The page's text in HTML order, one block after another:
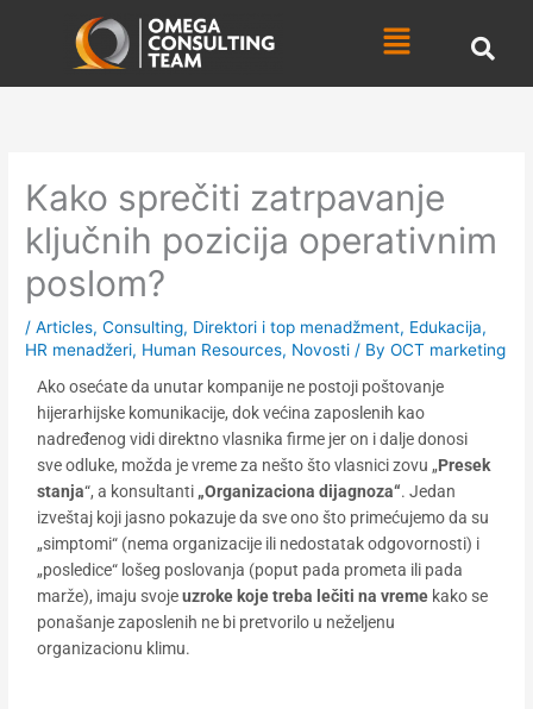
Menu
Kako sprečiti zatrpavanje
ključnih pozicija operativnim
poslom?
/Articles,Consulting, Direktori i top menadžment, Edukacija,
HR menadžeri, Human Resources, Novosti / ByOCT marketing
Ako osećate da unutar kompanije ne postoji poštovanje
hijerarhijske komunikacije, dok većina zaposlenih kao
nadređenog vidi direktno vlasnika firme jer on i dalje donosi
sve odluke, možda je vreme za nešto što vlasnici zovu „Presek
stanja“, a konsultanti „Organizaciona dijagnoza“. Jedan
izveštaj koji jasno pokazuje da sve ono što primećujemo da su
„simptomi“ (nema organizacije ili nedostatak odgovornosti) i
„posledice“ lošeg poslovanja (poput pada prometa ili pada
marže), imaju svojeuzroke koje treba lečiti na vreme kako se
ponašanje zaposlenih ne bi pretvorilo u neželjenu
organizacionu klimu.